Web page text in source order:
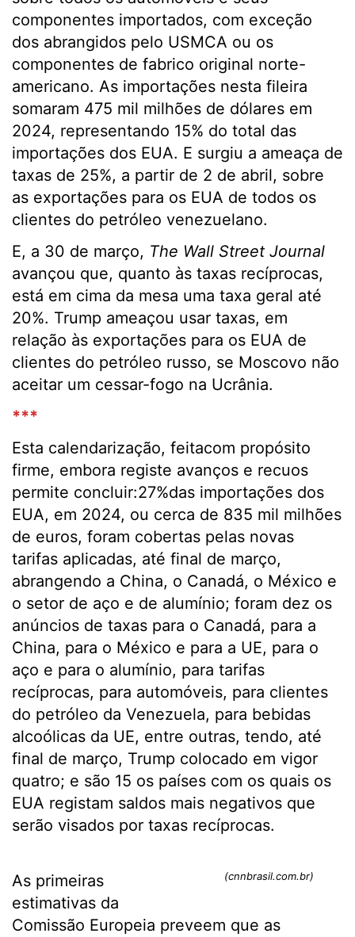
componentes importados, com exceção
dos abrangidos pelo USMCA ou os
componentes de fabrico original norte-
americano. As importações nesta fileira
somaram 475 mil milhões de dólares em
2024, representando 15% do total das
importações dos EUA. E surgiu a ameaça de
taxas de 25%, a partir de 2 de abril, sobre
as exportações para os EUA de todos os
clientes do petróleo venezuelano.
E, a 30 de março, The Wall Street Journal
avançou que, quanto às taxas recíprocas,
está em cima da mesa uma taxa geral até
20%. Trump ameaçou usar taxas, em
relação às exportações para os EUA de
clientes do petróleo russo, se Moscovo não
aceitar um cessar-fogo na Ucrânia.
***
Esta calendarização, feitacom propósito
firme, embora registe avanços e recuos
permite concluir:27%das importações dos
EUA, em 2024, ou cerca de 835 mil milhões
de euros, foram cobertas pelas novas
tarifas aplicadas, até final de março,
abrangendo a China, o Canadá, o México e
o setor de aço e de alumínio; foram dez os
anúncios de taxas para o Canadá, para a
China, para o México e para a UE, para o
aço e para o alumínio, para tarifas
recíprocas, para automóveis, para clientes
do petróleo da Venezuela, para bebidas
alcoólicas da UE, entre outras, tendo, até
final de março, Trump colocado em vigor
quatro; e são 15 os países com os quais os
EUA registam saldos mais negativos que
serão visados por taxas recíprocas.
(cnnbrasil.com.br)
As primeiras
estimativas da
Comissão Europeia preveem que as